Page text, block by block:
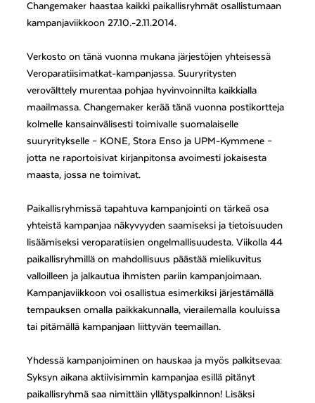
Changemaker haastaa kaikki paikallisryhmät osallistumaan
kampanjaviikkoon 27.10.-2.11.2014.
Verkosto on tänä vuonna mukana järjestöjen yhteisessä
Veroparatiisimatkat-kampanjassa. Suuryritysten
verovälttely murentaa pohjaa hyvinvoinnilta kaikkialla
maailmassa. Changemaker kerää tänä vuonna postikortteja
kolmelle kansainvälisesti toimivalle suomalaiselle
suuryritykselle – KONE, Stora Enso ja UPM-Kymmene –
jotta ne raportoisivat kirjanpitonsa avoimesti jokaisesta
maasta, jossa ne toimivat.
Paikallisryhmissä tapahtuva kampanjointi on tärkeä osa
yhteistä kampanjaa näkyvyyden saamiseksi ja tietoisuuden
lisäämiseksi veroparatiisien ongelmallisuudesta. Viikolla 44
paikallisryhmillä on mahdollisuus päästää mielikuvitus
valloilleen ja jalkautua ihmisten pariin kampanjoimaan.
Kampanjaviikkoon voi osallistua esimerkiksi järjestämällä
tempauksen omalla paikkakunnalla, vierailemalla kouluissa
tai pitämällä kampanjaan liittyvän teemaillan.
Yhdessä kampanjoiminen on hauskaa ja myös palkitsevaa:
Syksyn aikana aktiivisimmin kampanjaa esillä pitänyt
paikallisryhmä saa nimittäin yllätyspalkinnon! Lisäksi